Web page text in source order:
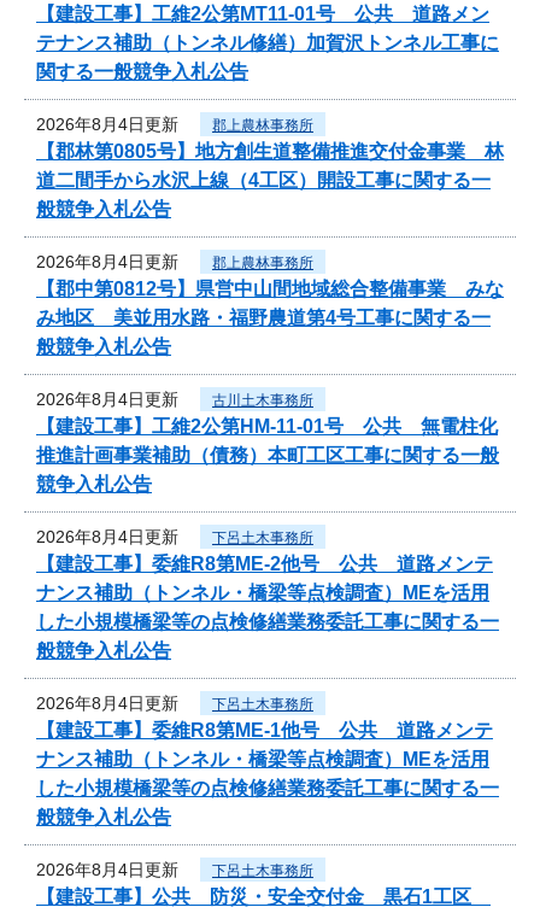
【建設工事】工維2公第MT11-01号 公共 道路メン
テナンス補助（トンネル修繕）加賀沢トンネル工事に
関する一般競争入札公告
2026年8月4日更新 郡上農林事務所
【郡林第0805号】地方創生道整備推進交付金事業 林
道二間手から水沢上線（4工区）開設工事に関する一
般競争入札公告
2026年8月4日更新 郡上農林事務所
【郡中第0812号】県営中山間地域総合整備事業 みな
み地区 美並用水路・福野農道第4号工事に関する一
般競争入札公告
2026年8月4日更新 古川土木事務所
【建設工事】工維2公第HM-11-01号 公共 無電柱化
推進計画事業補助（債務）本町工区工事に関する一般
競争入札公告
2026年8月4日更新 下呂土木事務所
【建設工事】委維R8第ME-2他号 公共 道路メンテ
ナンス補助（トンネル・橋梁等点検調査）MEを活用
した小規模橋梁等の点検修繕業務委託工事に関する一
般競争入札公告
2026年8月4日更新 下呂土木事務所
【建設工事】委維R8第ME-1他号 公共 道路メンテ
ナンス補助（トンネル・橋梁等点検調査）MEを活用
した小規模橋梁等の点検修繕業務委託工事に関する一
般競争入札公告
2026年8月4日更新 下呂土木事務所
【建設工事】公共 防災・安全交付金 黒石1工区